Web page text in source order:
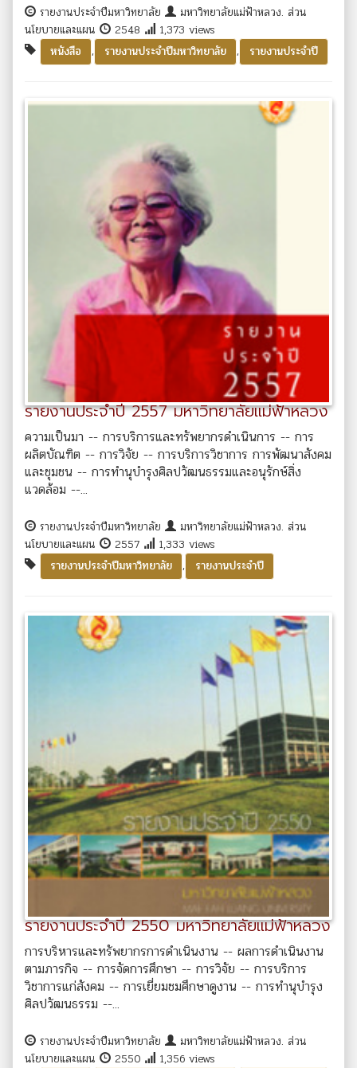
รายงานประจำปีมหาวิทยาลัย
มหาวิทยาลัยแม่ฟ้าหลวง. ส่วน
นโยบายและแผน
2548
1,373 views
หนังสือ
, รายงานประจำปีมหาวิทยาลัย , รายงานประจำปี
รายงานประจำปี 2557 มหาวิทยาลัยแม่ฟ้าหลวง
ความเป็นมา -- การบริการและทรัพยากรดำเนินการ -- การ
ผลิตบัณฑิต -- การวิจัย -- การบริการวิชาการ การพัฒนาสังคม
และชุมชน -- การทำนุบำรุงศิลปวัฒนธรรมและอนุรักษ์สิ่ง
แวดล้อม --...
รายงานประจำปีมหาวิทยาลัย
มหาวิทยาลัยแม่ฟ้าหลวง. ส่วน
นโยบายและแผน
2557
1,333 views
รายงานประจำปีมหาวิทยาลัย
, รายงานประจำปี
รายงานประจำปี 2550 มหาวิทยาลัยแม่ฟ้าหลวง
การบริหารและทรัพยากรการดำเนินงาน -- ผลการดำเนินงาน
ตามภารกิจ -- การจัดการศึกษา -- การวิจัย -- การบริการ
วิชาการแก่สังคม -- การเยี่ยมชมศึกษาดูงาน -- การทำนุบำรุง
ศิลปวัฒนธรรม --...
รายงานประจำปีมหาวิทยาลัย
มหาวิทยาลัยแม่ฟ้าหลวง. ส่วน
นโยบายและแผน
2550
1,356 views